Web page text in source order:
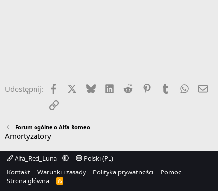
Udostępnij: Facebook Bluesky LinkedInReddit PinterestTumblr
Link
Forum ogólne o Alfa Romeo
Amortyzatory
Alfa_Red_Luna
Polski (PL)
Kontakt
Warunki i zasady Polityka prywatności
Pomoc
Strona główna
R
S